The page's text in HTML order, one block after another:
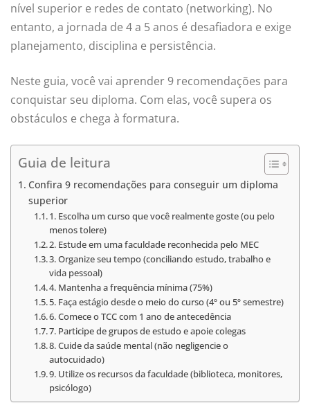
nível superior e redes de contato (networking). No
entanto, a jornada de 4 a 5 anos é desafiadora e exige
planejamento, disciplina e persistência.
Neste guia, você vai aprender 9 recomendações para
conquistar seu diploma. Com elas, você supera os
obstáculos e chega à formatura.
Guia de leitura
Confira 9 recomendações para conseguir um diploma
superior
1. Escolha um curso que você realmente goste (ou pelo
menos tolere)
2. Estude em uma faculdade reconhecida pelo MEC
3. Organize seu tempo (conciliando estudo, trabalho e
vida pessoal)
4. Mantenha a frequência mínima (75%)
5. Faça estágio desde o meio do curso (4º ou 5º semestre)
6. Comece o TCC com 1 ano de antecedência
7. Participe de grupos de estudo e apoie colegas
8. Cuide da saúde mental (não negligencie o
autocuidado)
9. Utilize os recursos da faculdade (biblioteca, monitores,
psicólogo)